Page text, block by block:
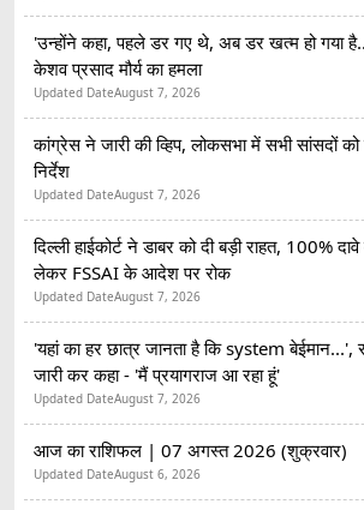
'उन्होंने कहा, पहले डर गए थे, अब डर खत्म हो गया
केशव प्रसाद मौर्य का हमला
Updated DateAugust 7, 2026
कांग्रेस ने जारी की व्हिप, लोकसभा में सभी सांसदों
निर्देश
Updated DateAugust 7, 2026
दिल्ली हाईकोर्ट ने डाबर को दी बड़ी राहत, 100%
लेकर FSSAI के आदेश पर रोक
Updated DateAugust 7, 2026
'यहां का हर छात्र जानता है कि system बेईमान...',
जारी कर कहा - 'मैं प्रयागराज आ रहा हूं'
Updated DateAugust 7, 2026
आज का राशिफल | 07 अगस्त 2026 (शुक्रवार)
Updated DateAugust 6, 2026